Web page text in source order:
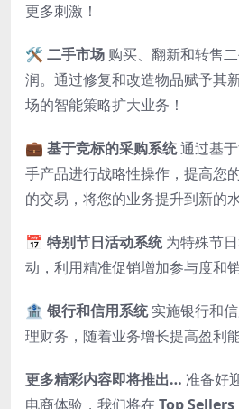
更多刺激！
🛠️ 二手市场 购买、翻新和转售
润。通过修复和改造物品赋予其
场的智能策略扩大业务！
💼 基于竞标的采购系统通过基
手产品进行战略性操作，提高您
的交易，将您的业务提升到新的
📅 特别节日活动系统为特殊节
动，利用精准促销增加参与度和销
🏦 银行和信用系统实施银行和
理财务，随着业务增长提高盈利能
更多精彩内容即将推出… 准备好
电商体验，我们将在 Top Sellers